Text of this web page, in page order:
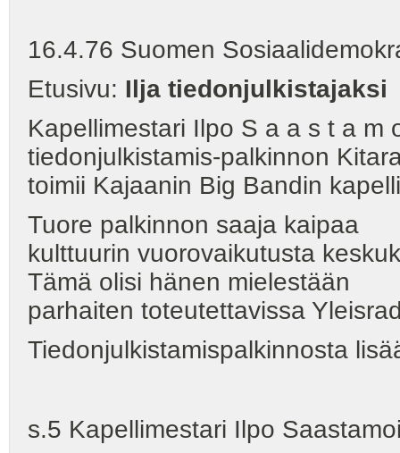
16.4.76 Suomen
Etusivu: Ilja tiedonjulkistajaksi
Kapellimestari Ilpo S a a s t a m
tiedonjulkistamis-palkinnon
toimii Kajaanin Big Bandin
Tuore palkinnon saaja kaipaa
kulttuurin vuorovaikutusta
Tämä olisi hänen mielestään
parhaiten toteutettavissa
Tiedonjulkistamispalkinnosta
s.5 Kapellimestari Ilpo